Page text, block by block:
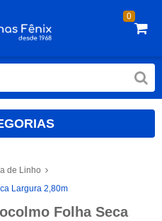
0
de Linho
Largura 2,80m
Folha Seca